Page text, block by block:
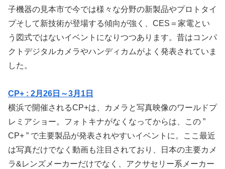
子機器の見本市で今では様々な分野の新製品やプロトタイ
プそして新技術が登場する傾向が強く、CES＝家電とい
う図式ではないイベントになりつつあります。昔はコンパ
クトデジタルカメラやハンディカムがよく発表されていま
した。
CP+ : 2月26日～3月1日
横浜で開催されるCP+は、カメラと写真映像のワールドプ
レミアショー。フォトキナがなくなってからは、この ”
CP+ ” で主要製品が発表されやすいイベントに。ここ最近
は写真だけでなく動画も注目されており、日本の主要カメ
ラ&レンズメーカーだけでなく、アクサセリー系メーカー